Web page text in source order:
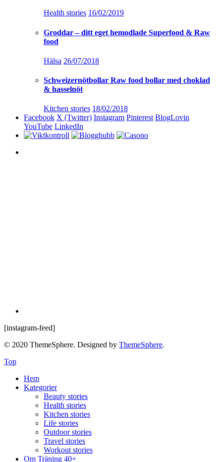
Health stories 16/02/2019
Groddar – ditt eget hemodlade Superfood & Raw
food
Hälsa 26/07/2018
Schweizernötbollar Raw food bollar med choklad
& hasselnöt
Kitchen stories 18/02/2018
Facebook X (Twitter) Instagram Pinterest BlogLovin
YouTube LinkedIn
[instagram-feed]
© 2020 ThemeSphere. Designed by ThemeSphere.
Top
Hem
Kategorier
Beauty stories
Health stories
Kitchen stories
Life stories
Outdoor stories
Travel stories
Workout stories
Om Träning 40+